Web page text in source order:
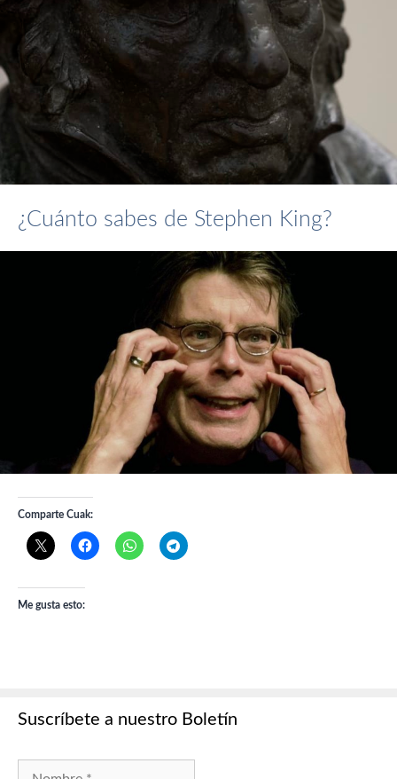
¿Cuánto sabes de Stephen King?
Comparte Cuak:
Me gusta esto:
Suscríbete a nuestro Boletín